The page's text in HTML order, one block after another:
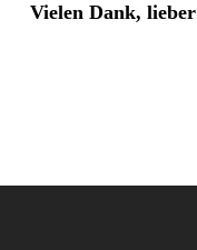
Vielen Dank,